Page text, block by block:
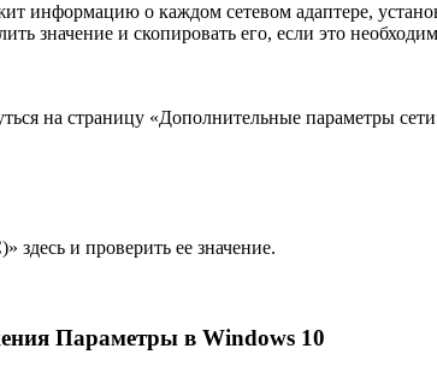
информацию о каждом сетевом адаптере,
значение и скопировать его, если это
на страницу «Дополнительные параметры
и проверить ее значение.
Параметры в Windows 10